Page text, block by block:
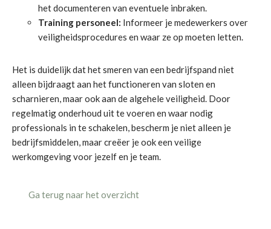
het documenteren van eventuele inbraken.
Training personeel: Informeer je medewerkers over
veiligheidsprocedures en waar ze op moeten letten.
Het is duidelijk dat het smeren van een bedrijfspand niet
alleen bijdraagt aan het functioneren van sloten en
scharnieren, maar ook aan de algehele veiligheid. Door
regelmatig onderhoud uit te voeren en waar nodig
professionals in te schakelen, bescherm je niet alleen je
bedrijfsmiddelen, maar creëer je ook een veilige
werkomgeving voor jezelf en je team.
Ga terug naar het overzicht